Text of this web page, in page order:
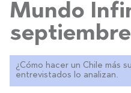
Mundo
¿Cómo hacer un Chile más
entrevistados lo analizan.